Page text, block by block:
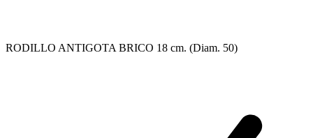
RODILLO ANTIGOTA BRICO 18 cm. (Diam. 50)